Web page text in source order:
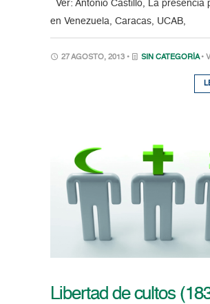
Ver: Antonio Castillo, La presencia
en Venezuela, Caracas, UCAB,
27 AGOSTO, 2013 • SIN CATEGORÍA •
Libertad de cultos